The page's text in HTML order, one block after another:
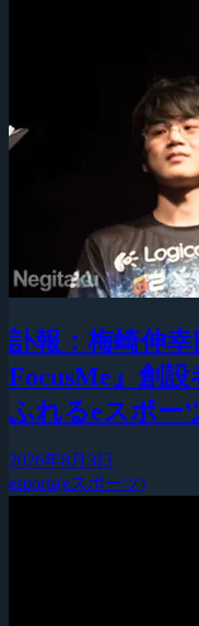
訃報：梅崎伸
FocusMe』創
ふれるeスポー
2026年8月3日
esports(eスポーツ)